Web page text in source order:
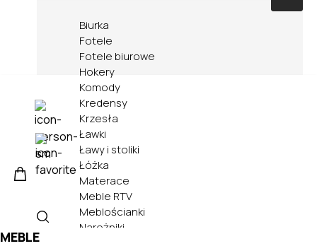
Biurka
Fotele
Fotele biurowe
Hokery
Komody
Kredensy
Krzesła
Ławki
Ławy i stoliki
Łóżka
Materace
Meble RTV
Meblościanki
Narożniki
MEBLE